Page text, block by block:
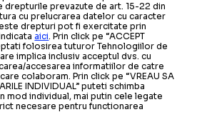
drepturile prevazute de art. 15-22 din
cu prelucrarea datelor cu caracter
drepturi pot fi exercitate prin
aici. Prin click pe “ACCEPT
folosirea tuturor Tehnologiilor de
implica inclusiv acceptul dvs. cu
accesarea informatiilor de catre
colaboram. Prin click pe “VREAU SA
INDIVIDUAL” puteti schimba
mod individual, mai putin cele legate
necesare pentru functionarea